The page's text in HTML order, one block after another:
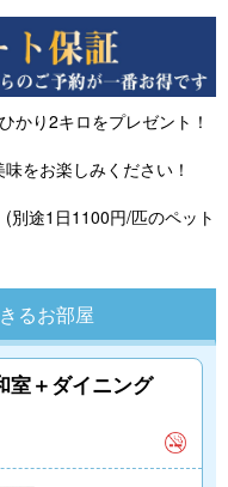
かり2キロをプレゼント！
をお楽しみください！
別途1日1100円/匹のペット
るお部屋
室＋ダイニング